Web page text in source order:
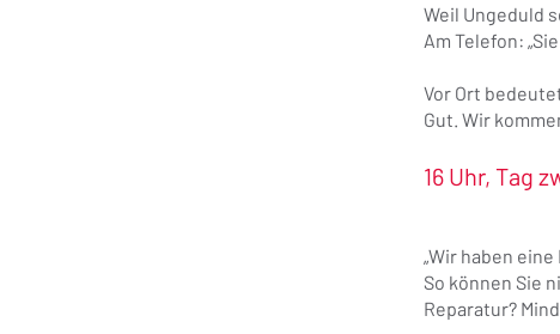
Weil Ungeduld
Am Telefon:
Vor Ort
Gut. Wir
16 Uhr, Tag
„Wir haben
So können Sie
Reparatur?